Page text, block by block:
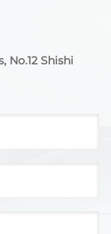
No.12 Shishi